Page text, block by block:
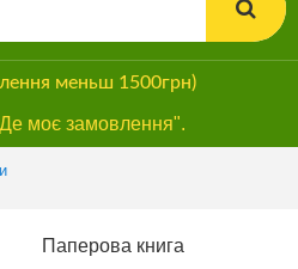
меньш 1500грн)
моє замовлення".
Паперова книга